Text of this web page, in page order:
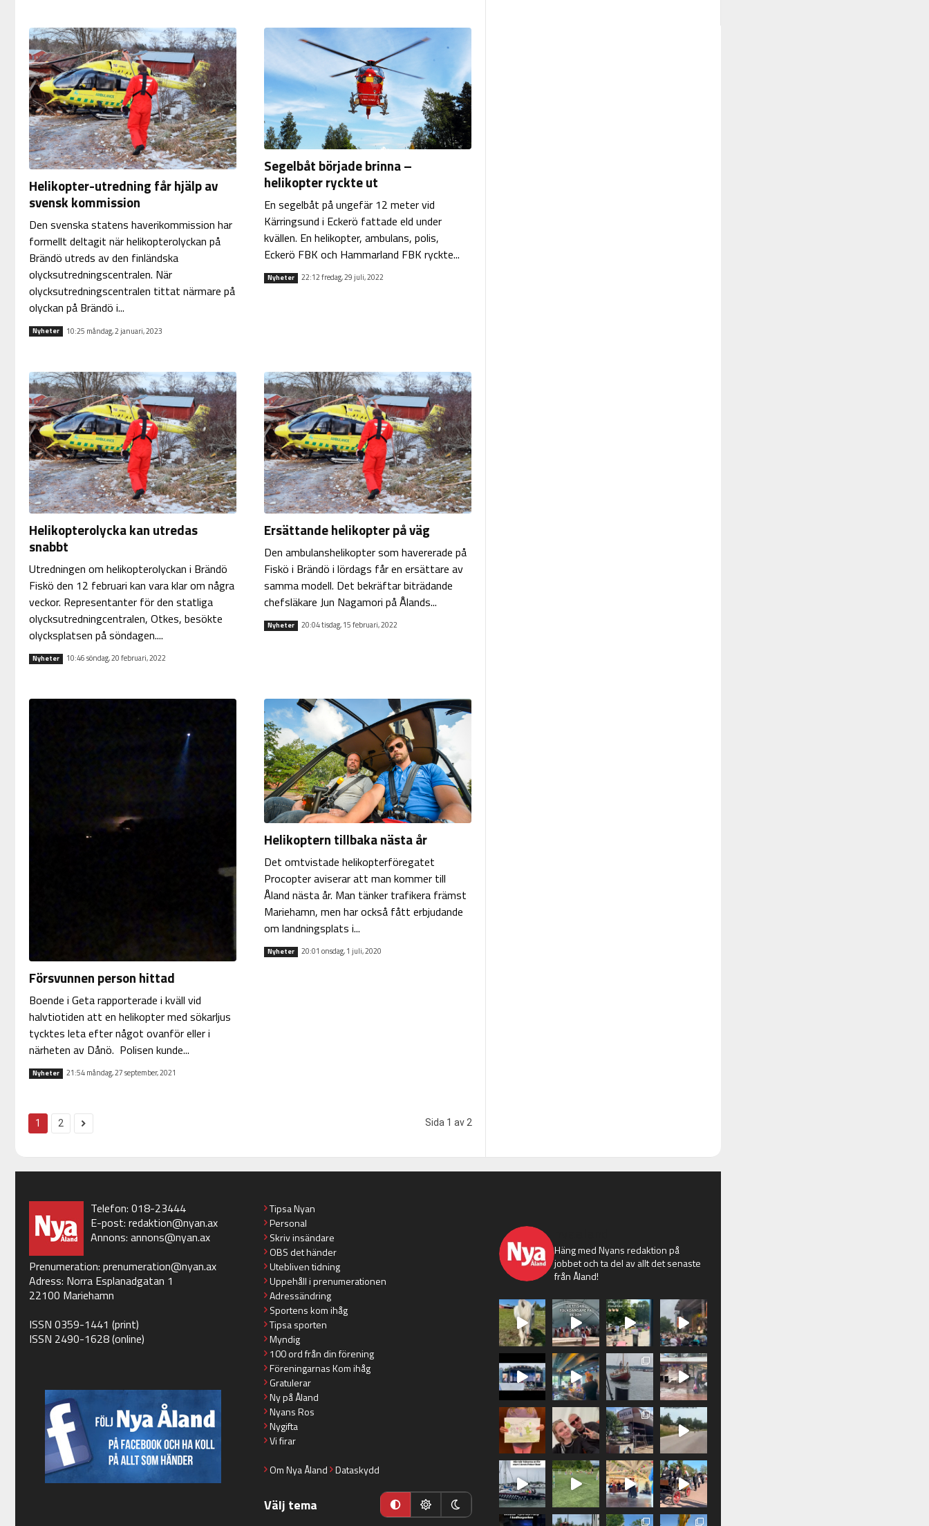
Helikopter-utredning får hjälp av
svensk kommission
Den svenska statens haverikommission har
formellt deltagit när helikopterolyckan på
Brändö utreds av den finländska
olycksutredningscentralen. När
olycksutredningscentralen tittat närmare på
olyckan på Brändö i...
Nyheter 10:25 måndag, 2 januari, 2023
Segelbåt började brinna –
helikopter ryckte ut
En segelbåt på ungefär 12 meter vid
Kärringsund i Eckerö fattade eld under
kvällen. En helikopter, ambulans, polis,
Eckerö FBK och Hammarland FBK ryckte...
Nyheter 22:12 fredag, 29 juli, 2022
Helikopterolycka kan utredas
snabbt
Utredningen om helikopterolyckan i Brändö
Fiskö den 12 februari kan vara klar om några
veckor. Representanter för den statliga
olycksutredningcentralen, Otkes, besökte
olycksplatsen på söndagen....
Nyheter 10:46 söndag, 20 februari, 2022
Ersättande helikopter på väg
Den ambulanshelikopter som havererade på
Fiskö i Brändö i lördags får en ersättare av
samma modell. Det bekräftar biträdande
chefsläkare Jun Nagamori på Ålands...
Nyheter 20:04 tisdag, 15 februari, 2022
Försvunnen person hittad
Boende i Geta rapporterade i kväll vid
halvtiotiden att en helikopter med sökarljus
tycktes leta efter något ovanför eller i
närheten av Dånö. Polisen kunde...
Nyheter 21:54 måndag, 27 september, 2021
Helikoptern tillbaka nästa år
Det omtvistade helikopterföregatet
Procopter aviserar att man kommer till
Åland nästa år. Man tänker trafikera främst
Mariehamn, men har också fått erbjudande
om landningsplats i...
Nyheter 20:01 onsdag, 1 juli, 2020
1 2 Sida 1 av 2
Telefon: 018-23444
E-post: redaktion@nyan.ax
Annons: annons@nyan.ax
Prenumeration: prenumeration@nyan.ax
Adress: Norra Esplanadgatan 1
22100 Mariehamn
ISSN 0359-1441 (print)
ISSN 2490-1628 (online)
Tipsa Nyan
Personal
Skriv insändare
OBS det händer
Utebliven tidning
Uppehåll i prenumerationen
Adressändring
Sportens kom ihåg
Tipsa sporten
Myndig
100 ord från din förening
Föreningarnas Kom ihåg
Gratulerar
Ny på Åland
Nyans Ros
Nygifta
Vi firar
Om Nya Åland Dataskydd
Välj tema
Häng med Nyans redaktion på
jobbet och ta del av allt det senaste
från Åland!